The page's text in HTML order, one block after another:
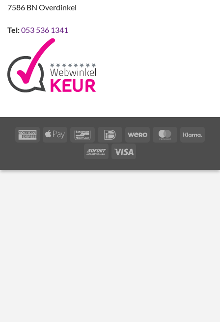
7586 BN Overdinkel
Tel:053 536 1341
AmericanApple
BancontactIDeal Wero MasterCard
Sofort